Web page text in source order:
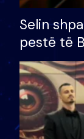
Selin
pestë të
çmimin e